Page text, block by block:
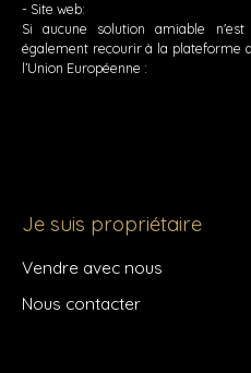
- Site web:
Si aucune solution amiable
également recourir à la plateforme
l’Union Européenne :
Je suis propriétaire
Vendre avec nous
Nous contacter